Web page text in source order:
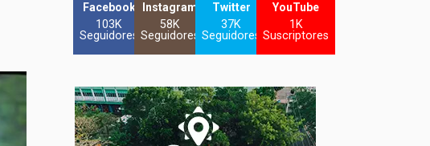
Facebook
103K
Seguidores
Instagram
58K
Seguidores
Twitter
37K
Seguidores
YouTube
1K
Suscriptores